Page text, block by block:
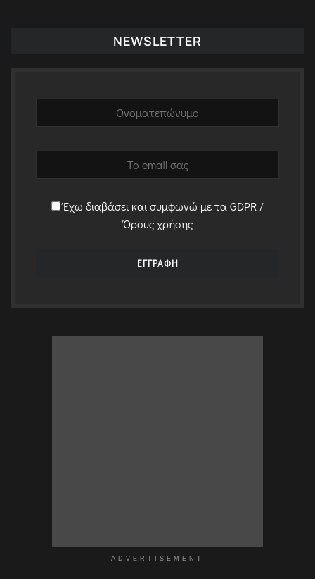
NEWSLETTER
Έχω διαβάσει και συμφωνώ με τα GDPR /
Όρους χρήσης
ADVERTISEMENT